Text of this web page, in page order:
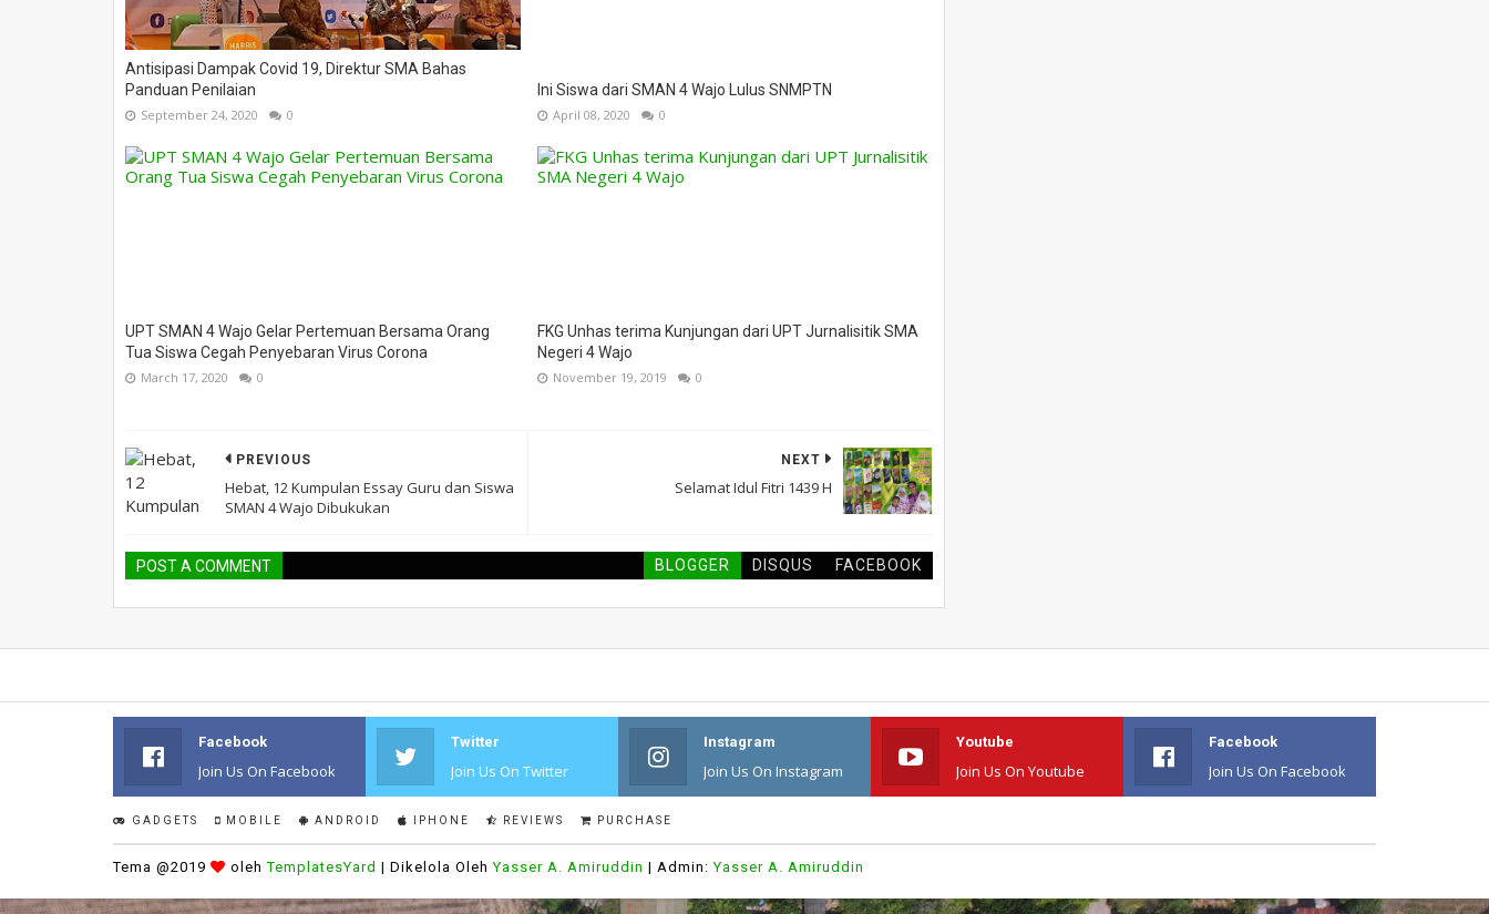
Antisipasi Dampak Covid 19, Direktur SMA Bahas
Panduan Penilaian
September 24, 2020 0
Ini Siswa dari SMAN 4 Wajo Lulus SNMPTN
April 08, 2020 0
UPT SMAN 4 Wajo Gelar Pertemuan Bersama Orang
Tua Siswa Cegah Penyebaran Virus Corona
March 17, 2020 0
FKG Unhas terima Kunjungan dari UPT Jurnalisitik SMA
Negeri 4 Wajo
November 19, 2019 0
NEXT
Selamat Idul Fitri 1439 H
PREVIOUS
Hebat, 12 Kumpulan Essay Guru dan Siswa
SMAN 4 Wajo Dibukukan
POST A COMMENT BLOGGER DISQUS FACEBOOK
Facebook
Join Us On Facebook
Twitter
Join Us On Twitter
Instagram
Join Us On Instagram
Youtube
Join Us On Youtube
Facebook
Join Us On Facebook
GADGETS MOBILE ANDROID IPHONE REVIEWS PURCHASE
Tema @2019 olehTemplatesYard | Dikelola OlehYasser A. Amiruddin | Admin:Yasser A. Amiruddin